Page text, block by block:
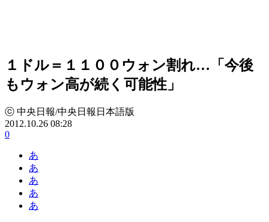
１ドル＝１１００ウォン割れ…「今後
もウォン高が続く可能性」
ⓒ 中央日報/中央日報日本語版
2012.10.26 08:28
0
あ
あ
あ
あ
あ